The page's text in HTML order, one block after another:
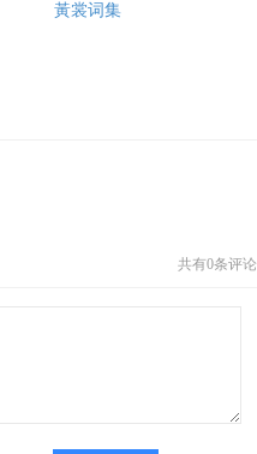
黃裳词集
共有0条评论